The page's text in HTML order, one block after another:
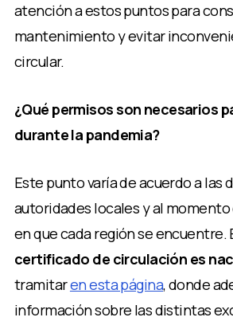
atención a estos puntos para
mantenimiento y evitar
circular.
¿Qué permisos son necesarios
durante la pandemia?
Este punto varía de acuerdo a las
autoridades locales y al
en que cada región se encuentre.
certificado de circulación es
tramitaren esta página, donde
información sobre las distintas